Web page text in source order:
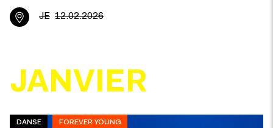
JE 12.02.2026
JANVIER
DANSE FOREVER YOUNG